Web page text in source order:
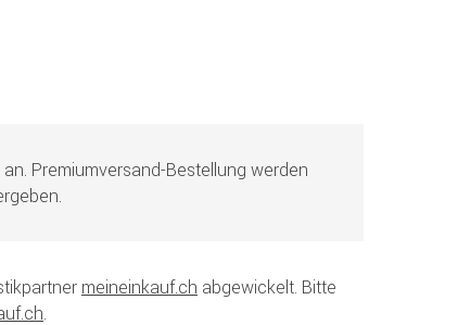
Premiumversand-Bestellung werden
meineinkauf.ch abgewickelt. Bitte